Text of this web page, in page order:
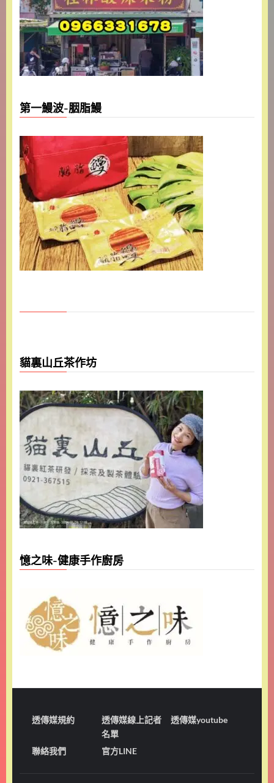
第一鰻波-胭脂鰻
貓裏山丘茶作坊
憶之味-健康手作廚房
透傳媒規約
透傳媒線上記者
名單
透傳媒youtube
聯絡我們 官方LINE